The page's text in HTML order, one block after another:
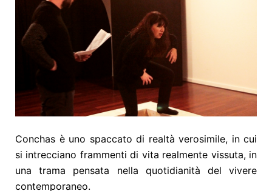
Conchas è uno spaccato di realtà verosimile, in cui
si intrecciano frammenti di vita realmente vissuta, in
una trama pensata nella quotidianità del vivere
contemporaneo.